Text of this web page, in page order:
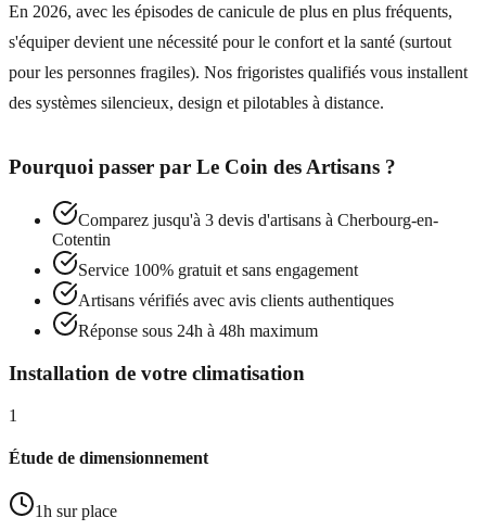
En 2026, avec les épisodes de canicule de plus en plus fréquents,
s'équiper devient une nécessité pour le confort et la santé (surtout
pour les personnes fragiles). Nos frigoristes qualifiés vous installent
des systèmes silencieux, design et pilotables à distance.
Pourquoi passer par Le Coin des Artisans ?
Comparez jusqu'à 3 devis d'artisans à Cherbourg-en-
Cotentin
Service 100% gratuit et sans engagement
Artisans vérifiés avec avis clients authentiques
Réponse sous 24h à 48h maximum
Installation de votre climatisation
1
Étude de dimensionnement
1h sur place